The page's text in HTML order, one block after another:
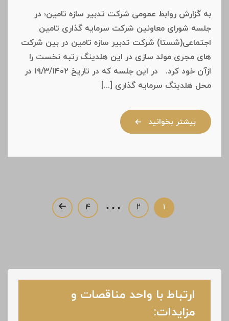
به گزارش روابط عمومی شرکت تدبیر سازه تامین؛ در
جلسه شورای معاونین شرکت سرمایه گذاری تامین
اجتماعی(شستا) شرکت تدبیر سازه تامین در بین شرکت
های مجری مولد سازی در این هلدینگ رتبه نخست را
ازآن خود کرد. در این جلسه که در تاریخ ۱۹/۳/۱۴۰۲ در
محل هلدینگ سرمایه گذاری [...]
بیشتر بخوانید
۱ ۲ … ۴
ارتباط با واحد مناقصات و
مزایدات: